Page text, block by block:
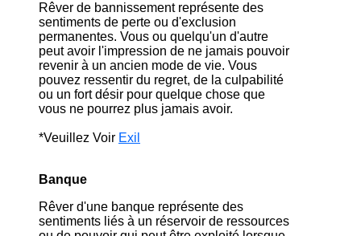
Rêver de bannissement représente des
sentiments de perte ou d'exclusion
permanentes. Vous ou quelqu'un d'autre
peut avoir l'impression de ne jamais pouvoir
revenir à un ancien mode de vie. Vous
pouvez ressentir du regret, de la culpabilité
ou un fort désir pour quelque chose que
vous ne pourrez plus jamais avoir.
*Veuillez Voir Exil
Banque
Rêver d'une banque représente des
sentiments liés à un réservoir de ressources